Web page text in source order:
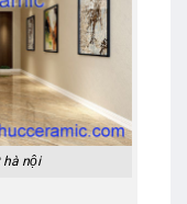
hà nội